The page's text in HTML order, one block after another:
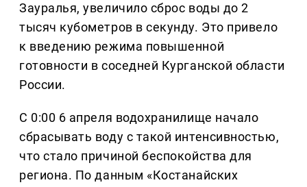
Зауралья, увеличило сброс воды до 2
тысяч кубометров в секунду. Это привело
к введению режима повышенной
готовности в соседней Курганской области
России.
С 0:00 6 апреля водохранилище начало
сбрасывать воду с такой интенсивностью,
что стало причиной беспокойства для
региона. По данным «Костанайских